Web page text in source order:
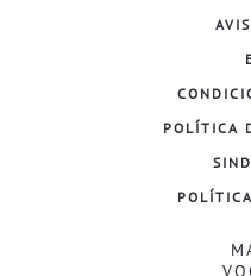
POLÍTICA